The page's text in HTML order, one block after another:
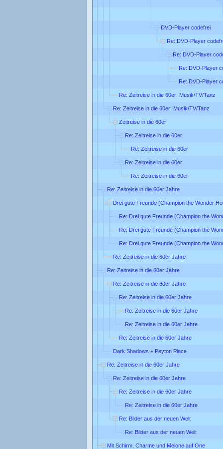
DVD-Player codefrei
Re: DVD-Player
Re: DVD-Player
Re: DVD-Player
Re: DVD-Player
Re: Zeitreise in die 60er: Musik/TV/Tanz
Re: Zeitreise in die 60er: Musik/TV/Tanz
Zeitreise in die 60er
Re: Zeitreise in die 60er
Re: Zeitreise in die 60er
Re: Zeitreise in die 60er
Re: Zeitreise in die 60er
Re: Zeitreise in die 60er Jahre
Drei gute Freunde (Champion the Wonder
Re: Drei gute Freunde (Champion the
Re: Drei gute Freunde (Champion the
Re: Drei gute Freunde (Champion the
Re: Zeitreise in die 60er Jahre
Re: Zeitreise in die 60er Jahre
Re: Zeitreise in die 60er Jahre
Re: Zeitreise in die 60er Jahre
Re: Zeitreise in die 60er Jahre
Re: Zeitreise in die 60er Jahre
Re: Zeitreise in die 60er Jahre
Dark Shadows + Peyton Place
Re: Zeitreise in die 60er Jahre
Re: Zeitreise in die 60er Jahre
Re: Zeitreise in die 60er Jahre
Re: Zeitreise in die 60er Jahre
Re: Bilder aus der neuen Welt
Re: Bilder aus der neuen Welt
Mit Schirm, Charme und Melone auf One